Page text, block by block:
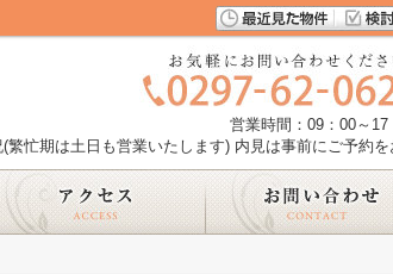
営業時間：09：00～17
繁忙期は土日も営業いたします) 内見は事前にご予約を